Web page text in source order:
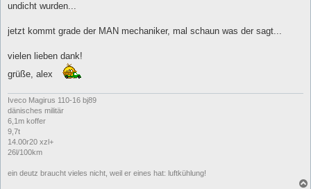
undicht wurden...
jetzt kommt grade der MAN mechaniker, mal schaun was der sagt...
vielen lieben dank!
grüße, alex
Iveco Magirus 110-16 bj89
dänisches militär
6,1m koffer
9,7t
14.00r20 xzl+
26l/100km
ein deutz braucht vieles nicht, weil er eines hat: luftkühlung!